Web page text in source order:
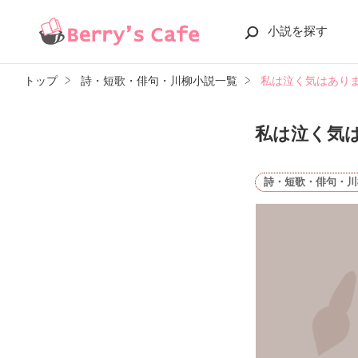
小説を探す
トップ 詩・短歌・俳句・川柳小説一覧 私は泣く気はあり
私は泣く気
詩・短歌・俳句・